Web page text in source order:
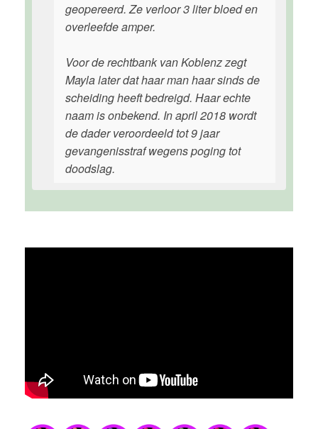
geopereerd. Ze verloor 3 liter bloed en
overleefde amper.
Voor de rechtbank van Koblenz zegt
Mayla later dat haar man haar sinds de
scheiding heeft bedreigd. Haar echte
naam is onbekend. In april 2018 wordt
de dader veroordeeld tot 9 jaar
gevangenisstraf wegens poging tot
doodslag.